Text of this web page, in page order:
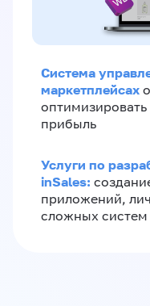
Система
маркетплейсах
прибыль
Услуги по
inSales:
приложений,
сложных систем